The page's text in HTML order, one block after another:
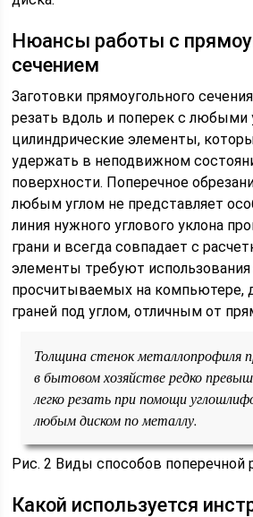
Нюансы работы с
сечением
Заготовки прямоугольного
резать вдоль и поперек с любыми
цилиндрические элементы,
удержать в неподвижном
поверхности. Поперечное
любым углом не представляет
линия нужного углового уклона
грани и всегда совпадает с
элементы требуют использования
просчитываемых на компьютере,
граней под углом, отличным от
Толщина стенок металлопрофиля
в бытовом хозяйстве редко
легко резать при помощи
любым диском по металлу.
Рис. 2 Виды способов поперечной
Какой используется